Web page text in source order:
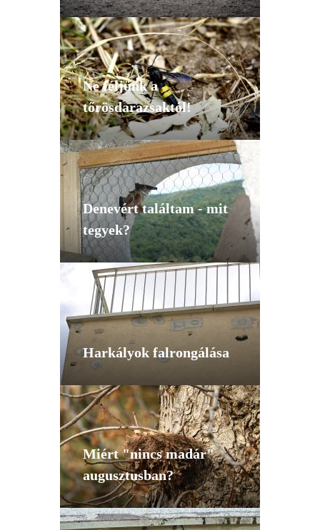
Ne féljünk a
tőrösdarazsaktól!
Denevért találtam - mit
tegyek?
Harkályok falrongálása
Miért "nincs madár"
augusztusban?